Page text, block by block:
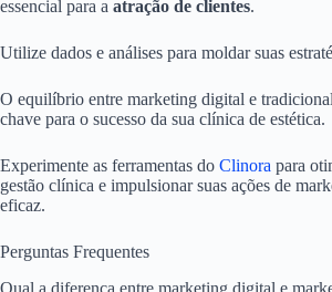
essencial para a atração de clientes.
Utilize dados e análises para moldar suas
O equilíbrio entre marketing digital e
chave para o sucesso da sua clínica de estética.
Experimente as ferramentas do Clinora para
gestão clínica e impulsionar suas ações de
eficaz.
Perguntas Frequentes
Qual a diferença entre marketing digital e